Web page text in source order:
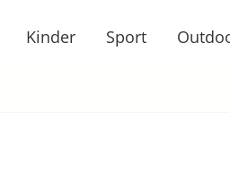
Kinder Sport